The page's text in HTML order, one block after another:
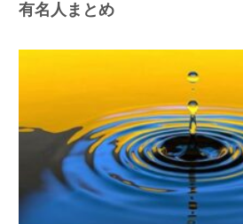
有名人まとめ